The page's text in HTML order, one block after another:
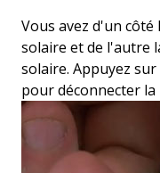
Vous avez d'un
solaire et de l'autre
solaire. Appuyez
pour déconnecter